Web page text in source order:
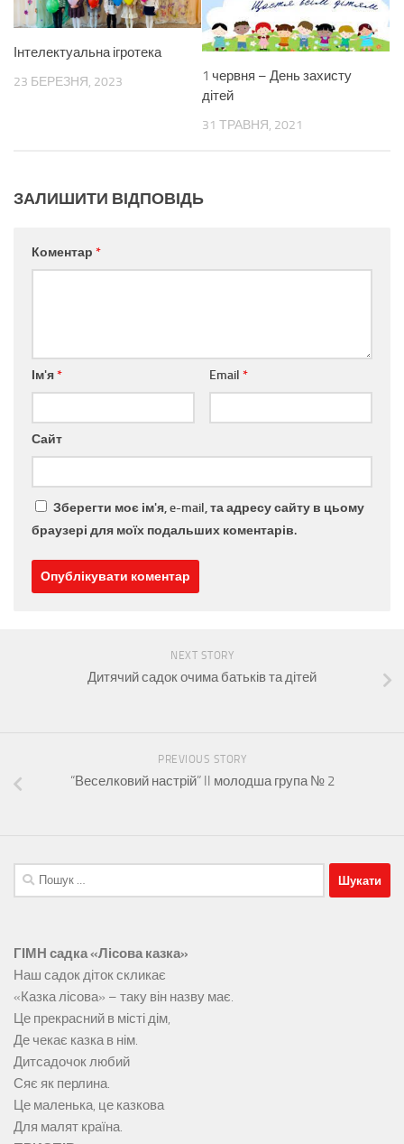
Інтелектуальна ігротека
23 БЕРЕЗНЯ, 2023
1 червня – День захисту
дітей
31 ТРАВНЯ, 2021
ЗАЛИШИТИ ВІДПОВІДЬ
Коментар *
Ім'я* Email *
Сайт
Зберегти моє ім'я, e-mail, та адресу сайту в цьому
браузері для моїх подальших коментарів.
NEXT STORY
Дитячий садок очима батьків та дітей
PREVIOUS STORY
“Веселковий настрій” II молодша група № 2
Пошук:
ГІМН садка «Лісова казка»
Наш садок діток скликає
«Казка лісова» – таку він назву має.
Це прекрасний в місті дім,
Де чекає казка в нім.
Дитсадочок любий
Сяє як перлина.
Це маленька, це казкова
Для малят країна.